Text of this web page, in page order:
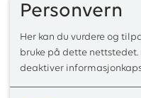
Personvern
Her kan du vurdere og
bruke på dette
deaktiver